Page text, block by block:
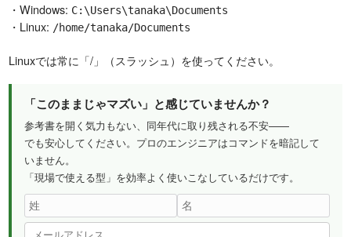
・Windows: C:\Users\tanaka\Documents
・Linux: /home/tanaka/Documents
Linuxでは常に「/」（スラッシュ）を使ってください。
「このままじゃマズい」と感じていませんか？
参考書を開く気力もない、同年代に取り残される不安——
でも安心してください。プロのエンジニアはコマンドを暗記して
いません。
「現場で使える型」を効率よく使いこなしているだけです。